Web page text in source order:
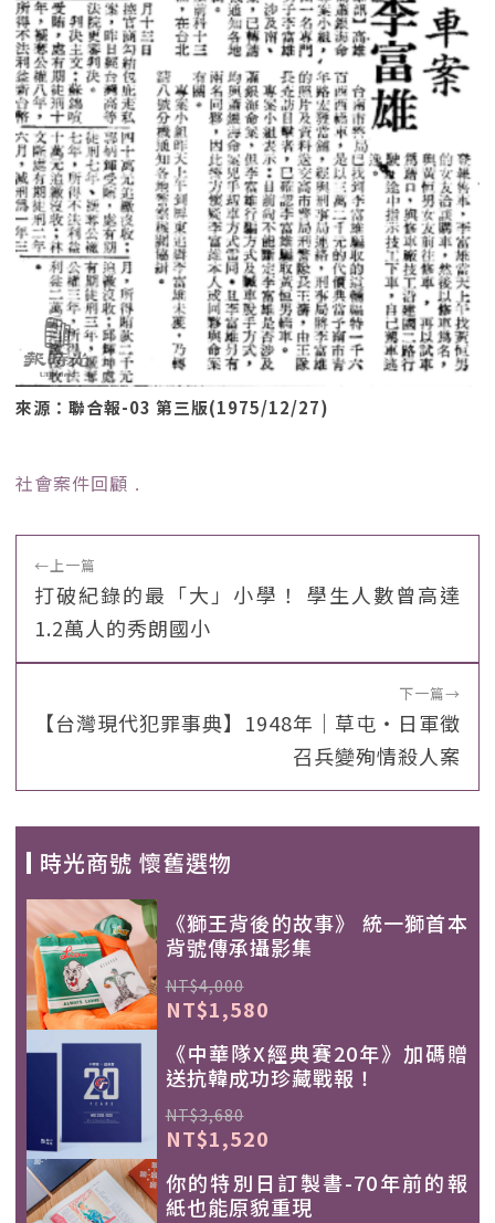
來源：聯合報-03 第三版(1975/12/27)
社會案件回顧 ﹒
←上一篇
打破紀錄的最「大」小學！ 學生人數曾高達
1.2萬人的秀朗國小
下一篇→
【台灣現代犯罪事典】1948年｜草屯‧日軍徵
召兵變殉情殺人案
時光商號 懷舊選物
《獅王背後的故事》 統一獅首本
背號傳承攝影集
NT$4,000
NT$1,580
《中華隊X經典賽20年》加碼贈
送抗韓成功珍藏戰報！
NT$3,680
NT$1,520
你的特別日訂製書-70年前的報
紙也能原貌重現